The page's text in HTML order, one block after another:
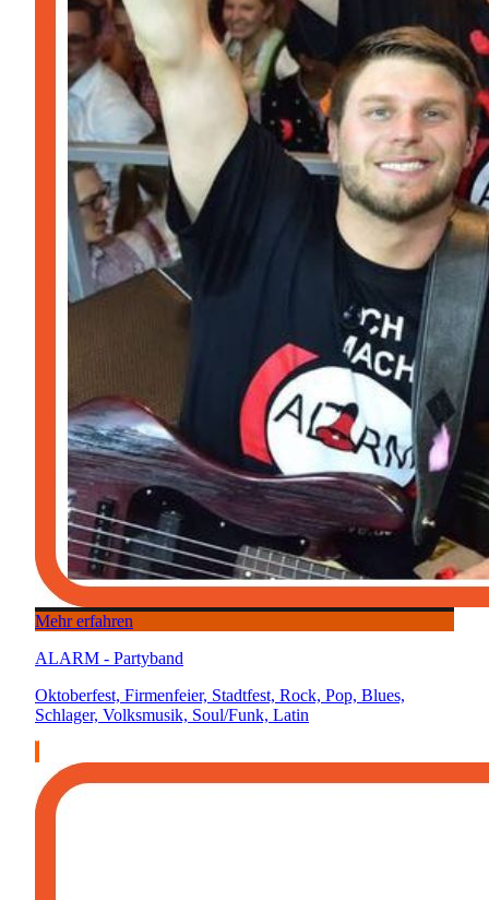
Mehr erfahren
ALARM - Partyband
Oktoberfest, Firmenfeier, Stadtfest, Rock, Pop, Blues,
Schlager, Volksmusik, Soul/Funk, Latin